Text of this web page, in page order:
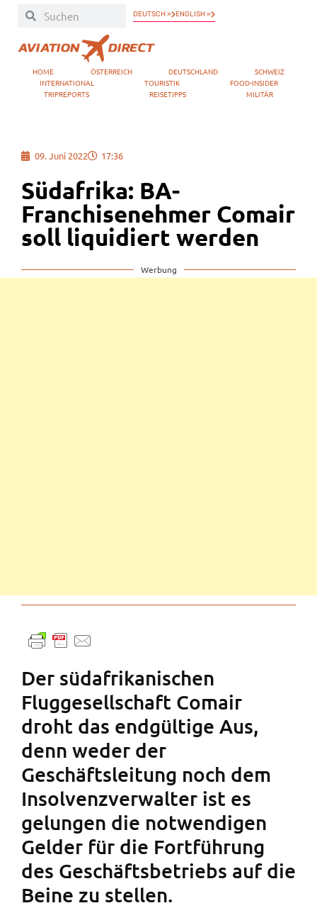
DEUTSCH » ENGLISH »
HOME ÖSTERREICH DEUTSCHLAND
SCHWEIZ
INTERNATIONAL
TOURISTIK
FOOD-INSIDER
TRIPREPORTS
REISETIPPS MILITÄR
09. Juni 2022 17:36
Südafrika: BA-
Franchisenehmer Comair
soll liquidiert werden
Werbung
Der südafrikanischen
Fluggesellschaft Comair
droht das endgültige Aus,
denn weder der
Geschäftsleitung noch dem
Insolvenzverwalter ist es
gelungen die notwendigen
Gelder für die Fortführung
des Geschäftsbetriebs auf die
Beine zu stellen.